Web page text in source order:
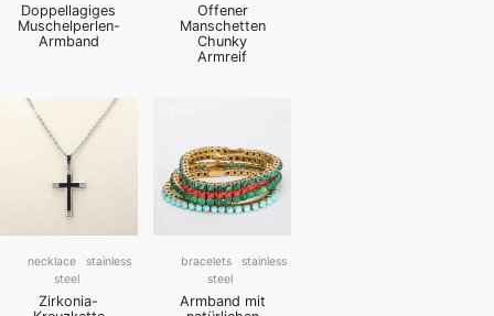
Doppellagiges
Muschelperlen-
Armband
Offener
Manschetten
Chunky
Armreif
necklace
stainless
steel
Zirkonia-
bracelets
stainless
steel
Armband mit